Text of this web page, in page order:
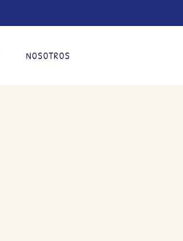
NOSOTROS